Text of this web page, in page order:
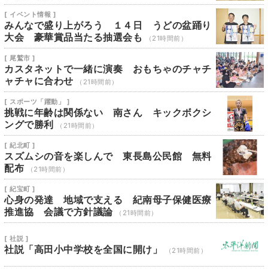
[ イベント情報 ]
みんなで盛り上がろう １４日 うどの盆踊り
大会 豪華賞品当たる抽選会も
（21時間前）
[ 尾鷲市 ]
カスタネットで一緒に演奏 おもちゃのチャチ
ャチャに合わせ
（21時間前）
[ スポーツ「躍動」 ]
挑戦に年齢は関係ない 南さん キックボクシ
ングで勝利
（21時間前）
[ 紀北町 ]
スズムシの音を楽しんで 東長島公民館 無料
配布
（21時間前）
[ 紀宝町 ]
心身の発達 地域で支える 紀南母子保健医療
推進協 会議で方針議論
（21時間前）
[ 社説 ]
社説「高田小中学校を全国に開け」 （21時間前）